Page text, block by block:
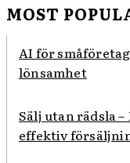
MOST
AI för
lönsamhet
Sälj utan rädsla
effektiv